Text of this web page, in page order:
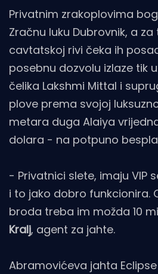
Privatnim zrakoplovima
Zračnu luku Dubrovnik, a
cavtatskoj rivi čeka ih
posebnu dozvolu izlaze tik
čelika Lakshmi Mittal i
plove prema svojoj luksuznoj
metara duga Alaiya
dolara - na potpuno
- Privatnici slete, imaju VIP
i to jako dobro funkcionira.
broda treba im možda 10
Kralj, agent za jahte.
Abramovićeva jahta